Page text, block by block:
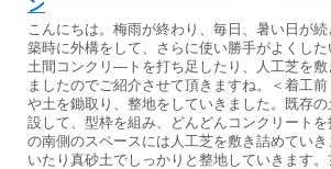
ン
こんにちは。梅雨が終わり、毎日、暑い日が
築時に外構をして、さらに使い勝手がよくし
土間コンクリ―トを打ち足したり、人工芝を敷
ましたのでご紹介させて頂きますね。＜着工
や土を鋤取り、整地をしていきました。既存
設して、型枠を組み、どんどんコンクリート
の南側のスペースには人工芝を敷き詰めてい
いたり真砂土でしっかりと整地していきます